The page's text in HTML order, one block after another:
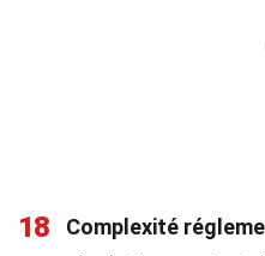
18 Complexité